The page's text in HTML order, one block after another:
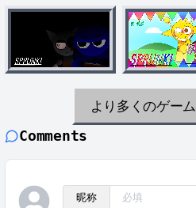
より多くのゲーム
Comments
昵称